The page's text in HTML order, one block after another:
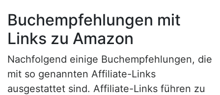
Buchempfehlungen mit
Links zu Amazon
Nachfolgend einige Buchempfehlungen, die
mit so genannten Affiliate-Links
ausgestattet sind. Affiliate-Links führen zu